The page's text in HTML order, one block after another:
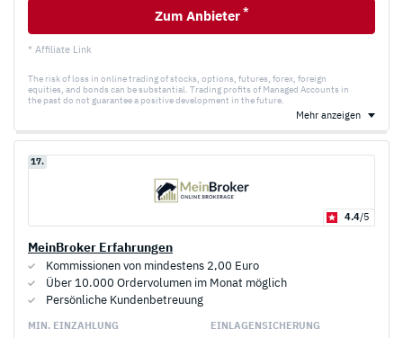
Zum Anbieter *
* Affiliate Link
The risk of loss in online trading of stocks, options, futures, forex, foreign
equities, and bonds can be substantial. Trading profits of Managed Accounts in
the past do not guarantee a positive development in the future.
Mehr anzeigen
17.
4.4/5
MeinBroker Erfahrungen
Kommissionen von mindestens 2,00 Euro
Über 10.000 Ordervolumen im Monat möglich
Persönliche Kundenbetreuung
MIN. EINZAHLUNG EINLAGEN­SICHERUNG